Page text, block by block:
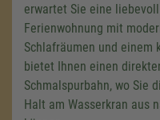
erwartet Sie eine
Ferienwohnung mit
Schlafräumen und einem
bietet Ihnen einen
Schmalspurbahn, wo Sie
Halt am Wasserkran aus